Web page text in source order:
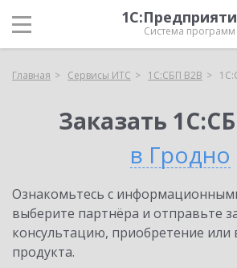
Система программ
Главная Сервисы ИТС 1С:СБП B2B
Заказать
в Гродно
Ознакомьтесь с
выберите партнёра и отправьте
консультацию, приобретение или
продукта.